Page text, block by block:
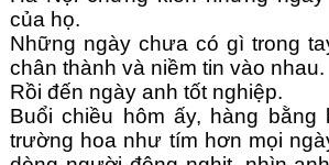
của họ.
Những ngày chưa có gì trong
chân thành và niềm tin vào nhau.
Rồi đến ngày anh tốt nghiệp.
Buổi chiều hôm ấy, hàng bằng
trường hoa như tím hơn mọi